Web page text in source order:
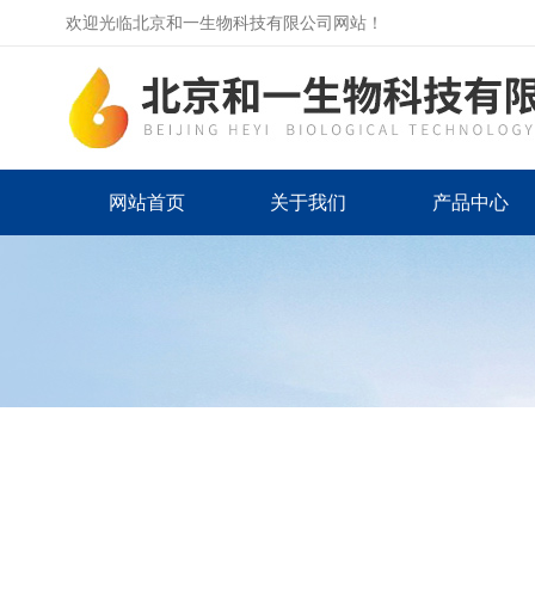
欢迎光临北京和一生物科技有限公司网站！
网站首页 关于我们 产品中心